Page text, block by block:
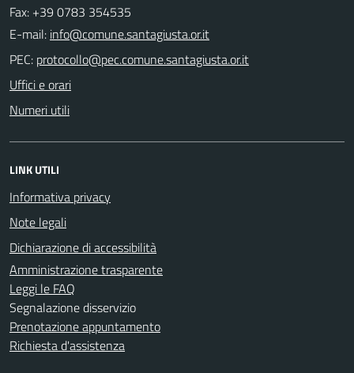
Fax: +39 0783 354535
E-mail:
PEC:
Uffici e orari
Numeri utili
LINK UTILI
Informativa privacy
Note legali
Dichiarazione di accessibilità
Amministrazione trasparente
Leggi le FAQ
Segnalazione disservizio
Prenotazione appuntamento
Richiesta d'assistenza